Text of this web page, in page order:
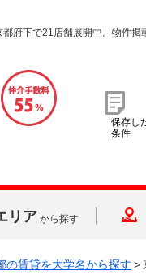
府下で21店舗展開中。物件掲
保存し
条件
リア から探す
の賃貸を大学名から探す >